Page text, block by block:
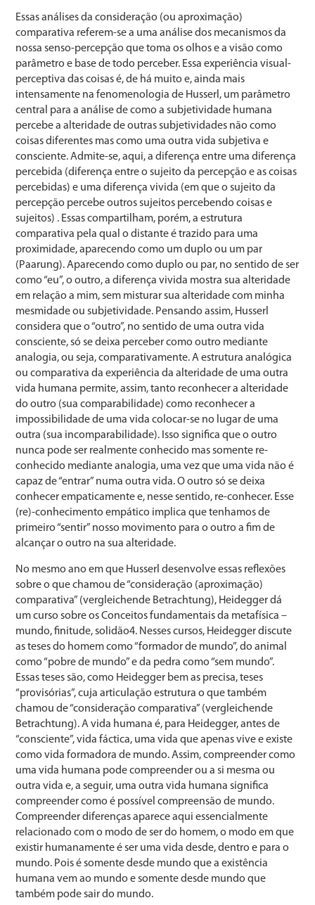
Essas análises da consideração (ou aproximação)
comparativa referem-se a uma análise dos mecanismos da
nossa senso-percepção que toma os olhos e a visão como
parâmetro e base de todo perceber. Essa experiência visual-
perceptiva das coisas é, de há muito e, ainda mais
intensamente na fenomenologia de Husserl, um parâmetro
central para a análise de como a subjetividade humana
percebe a alteridade de outras subjetividades não como
coisas diferentes mas como uma outra vida subjetiva e
consciente. Admite-se, aqui, a diferença entre uma diferença
percebida (diferença entre o sujeito da percepção e as coisas
percebidas) e uma diferença vivida (em que o sujeito da
percepção percebe outros sujeitos percebendo coisas e
sujeitos) . Essas compartilham, porém, a estrutura
comparativa pela qual o distante é trazido para uma
proximidade, aparecendo como um duplo ou um par
(Paarung). Aparecendo como duplo ou par, no sentido de ser
como “eu”, o outro, a diferença vivida mostra sua alteridade
em relação a mim, sem misturar sua alteridade com minha
mesmidade ou subjetividade. Pensando assim, Husserl
considera que o “outro”, no sentido de uma outra vida
consciente, só se deixa perceber como outro mediante
analogia, ou seja, comparativamente. A estrutura analógica
ou comparativa da experiência da alteridade de uma outra
vida humana permite, assim, tanto reconhecer a alteridade
do outro (sua comparabilidade) como reconhecer a
impossibilidade de uma vida colocar-se no lugar de uma
outra (sua incomparabilidade). Isso significa que o outro
nunca pode ser realmente conhecido mas somente re-
conhecido mediante analogia, uma vez que uma vida não é
capaz de “entrar” numa outra vida. O outro só se deixa
conhecer empaticamente e, nesse sentido, re-conhecer. Esse
(re)-conhecimento empático implica que tenhamos de
primeiro “sentir” nosso movimento para o outro a fim de
alcançar o outro na sua alteridade.
No mesmo ano em que Husserl desenvolve essas reflexões
sobre o que chamou de “consideração (aproximação)
comparativa” (vergleichende Betrachtung), Heidegger dá
um curso sobre os Conceitos fundamentais da metafísica –
mundo, finitude, solidão4. Nesses cursos, Heidegger discute
as teses do homem como “formador de mundo”, do animal
como “pobre de mundo” e da pedra como “sem mundo”.
Essas teses são, como Heidegger bem as precisa, teses
“provisórias”, cuja articulação estrutura o que também
chamou de “consideração comparativa” (vergleichende
Betrachtung). A vida humana é, para Heidegger, antes de
“consciente”, vida fáctica, uma vida que apenas vive e existe
como vida formadora de mundo. Assim, compreender como
uma vida humana pode compreender ou a si mesma ou
outra vida e, a seguir, uma outra vida humana significa
compreender como é possível compreensão de mundo.
Compreender diferenças aparece aqui essencialmente
relacionado com o modo de ser do homem, o modo em que
existir humanamente é ser uma vida desde, dentro e para o
mundo. Pois é somente desde mundo que a existência
humana vem ao mundo e somente desde mundo que
também pode sair do mundo.